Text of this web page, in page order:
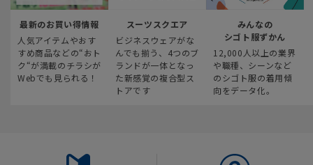
最新のお買い得情報
人気アイテムやおす
すめ商品などの“おト
ク“が満載のチラシが
Webでも見られる！
スーツスクエア
ビジネスウェアがな
んでも揃う、4つのブ
ランドが一体となっ
た新感覚の複合型ス
トアです
みんなの
シゴト服ずかん
12,000人以上の業界
や職種、シーンなど
のシゴト服の着用傾
向をデータ化。